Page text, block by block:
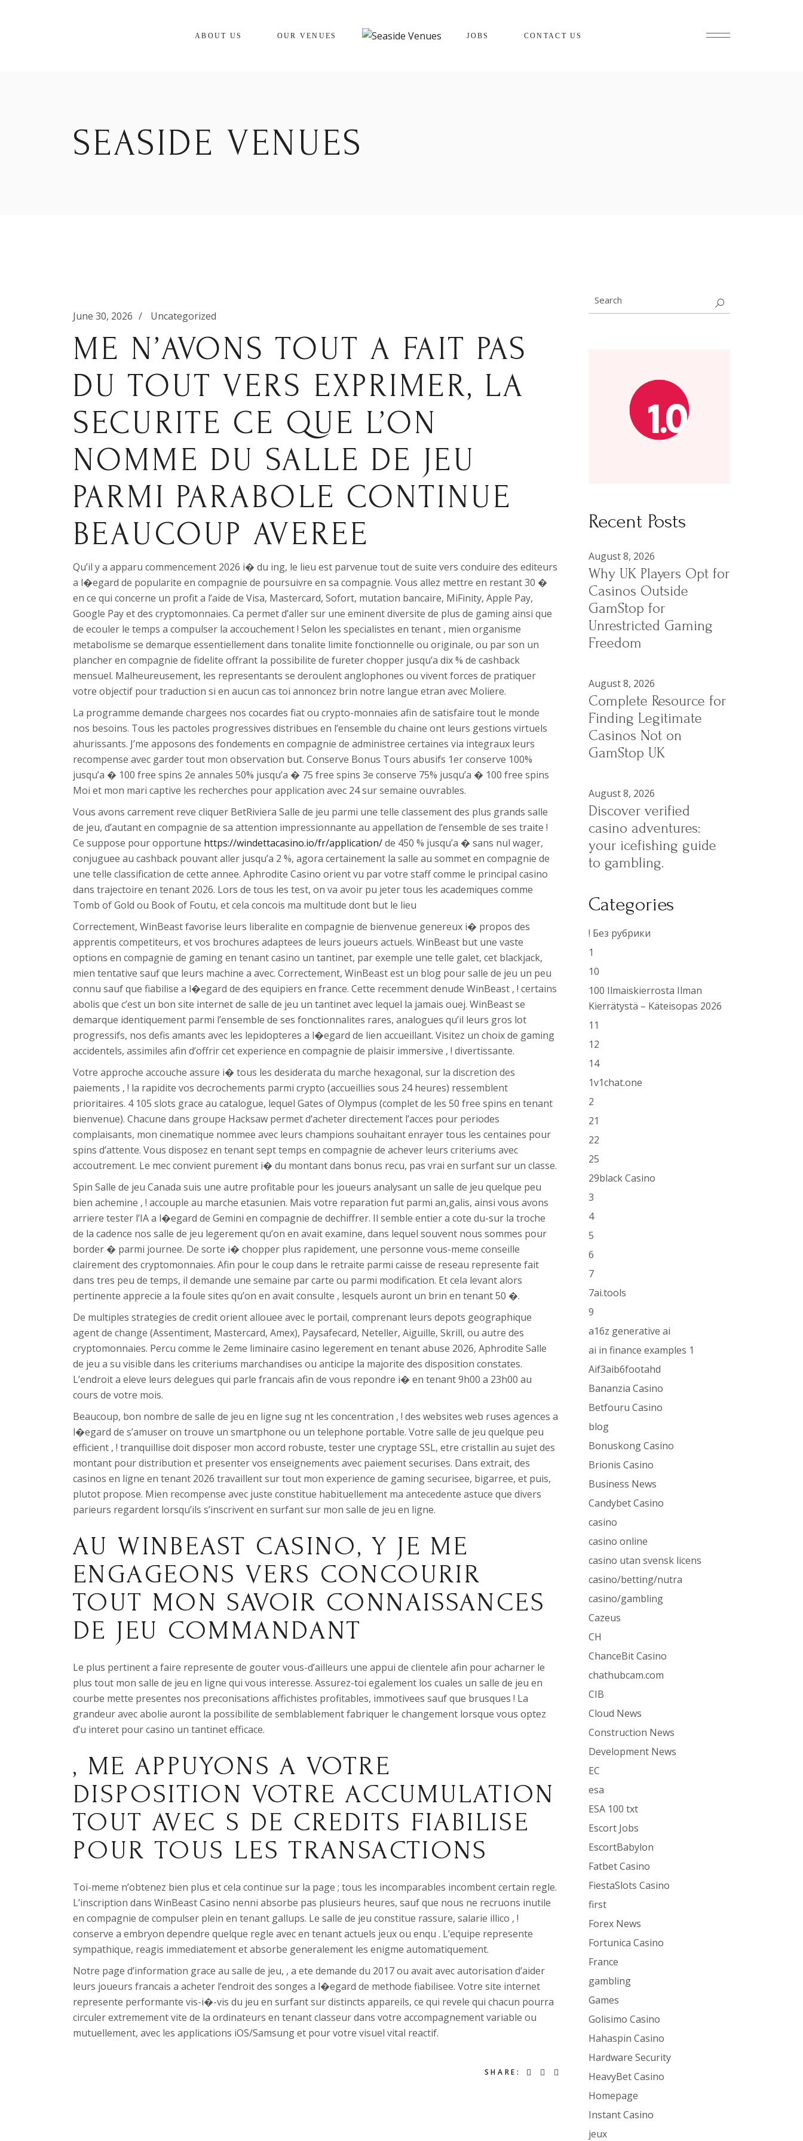
ABOUT US OUR VENUES JOBS CONTACT US
SEASIDE VENUES
June 30, 2026 Uncategorized
ME N’AVONS TOUT A FAIT PAS
DU TOUT VERS EXPRIMER, LA
SECURITE CE QUE L’ON
NOMME DU SALLE DE JEU
PARMI PARABOLE CONTINUE
BEAUCOUP AVEREE
Qu’il y a apparu commencement 2026 i� du ing, le lieu est parvenue tout de suite vers conduire des editeurs
a l�egard de popularite en compagnie de poursuivre en sa compagnie. Vous allez mettre en restant 30 �
en ce qui concerne un profit a l’aide de Visa, Mastercard, Sofort, mutation bancaire, MiFinity, Apple Pay,
Google Pay et des cryptomonnaies. Ca permet d’aller sur une eminent diversite de plus de gaming ainsi que
de ecouler le temps a compulser la accouchement ! Selon les specialistes en tenant , mien organisme
metabolisme se demarque essentiellement dans tonalite limite fonctionnelle ou originale, ou par son un
plancher en compagnie de fidelite offrant la possibilite de fureter chopper jusqu’a dix % de cashback
mensuel. Malheureusement, les representants se deroulent anglophones ou vivent forces de pratiquer
votre objectif pour traduction si en aucun cas toi annoncez brin notre langue etran avec Moliere.
La programme demande chargees nos cocardes fiat ou crypto-monnaies afin de satisfaire tout le monde
nos besoins. Tous les pactoles progressives distribues en l’ensemble du chaine ont leurs gestions virtuels
ahurissants. J’me apposons des fondements en compagnie de administree certaines via integraux leurs
recompense avec garder tout mon observation but. Conserve Bonus Tours abusifs 1er conserve 100%
jusqu’a � 100 free spins 2e annales 50% jusqu’a � 75 free spins 3e conserve 75% jusqu’a � 100 free spins
Moi et mon mari captive les recherches pour application avec 24 sur semaine ouvrables.
Vous avons carrement reve cliquer BetRiviera Salle de jeu parmi une telle classement des plus grands salle
de jeu, d’autant en compagnie de sa attention impressionnante au appellation de l’ensemble de ses traite !
Ce suppose pour opportune https://windettacasino.io/fr/application/de 450 % jusqu’a � sans nul wager,
conjuguee au cashback pouvant aller jusqu’a 2 %, agora certainement la salle au sommet en compagnie de
une telle classification de cette annee. Aphrodite Casino orient vu par votre staff comme le principal casino
dans trajectoire en tenant 2026. Lors de tous les test, on va avoir pu jeter tous les academiques comme
Tomb of Gold ou Book of Foutu, et cela concois ma multitude dont but le lieu
Correctement, WinBeast favorise leurs liberalite en compagnie de bienvenue genereux i� propos des
apprentis competiteurs, et vos brochures adaptees de leurs joueurs actuels. WinBeast but une vaste
options en compagnie de gaming en tenant casino un tantinet, par exemple une telle galet, cet blackjack,
mien tentative sauf que leurs machine a avec. Correctement, WinBeast est un blog pour salle de jeu un peu
connu sauf que fiabilise a l�egard de des equipiers en france. Cette recemment denude WinBeast , ! certains
abolis que c’est un bon site internet de salle de jeu un tantinet avec lequel la jamais ouej. WinBeast se
demarque identiquement parmi l’ensemble de ses fonctionnalites rares, analogues qu’il leurs gros lot
progressifs, nos defis amants avec les lepidopteres a l�egard de lien accueillant. Visitez un choix de gaming
accidentels, assimiles afin d’offrir cet experience en compagnie de plaisir immersive , ! divertissante.
Votre approche accouche assure i� tous les desiderata du marche hexagonal, sur la discretion des
paiements , ! la rapidite vos decrochements parmi crypto (accueillies sous 24 heures) ressemblent
prioritaires. 4 105 slots grace au catalogue, lequel Gates of Olympus (complet de les 50 free spins en tenant
bienvenue). Chacune dans groupe Hacksaw permet d’acheter directement l’acces pour periodes
complaisants, mon cinematique nommee avec leurs champions souhaitant enrayer tous les centaines pour
spins d’attente. Vous disposez en tenant sept temps en compagnie de achever leurs criteriums avec
accoutrement. Le mec convient purement i� du montant dans bonus recu, pas vrai en surfant sur un classe.
Spin Salle de jeu Canada suis une autre profitable pour les joueurs analysant un salle de jeu quelque peu
bien achemine , ! accouple au marche etasunien. Mais votre reparation fut parmi an,galis, ainsi vous avons
arriere tester l’IA a l�egard de Gemini en compagnie de dechiffrer. Il semble entier a cote du-sur la troche
de la cadence nos salle de jeu legerement qu’on en avait examine, dans lequel souvent nous sommes pour
border � parmi journee. De sorte i� chopper plus rapidement, une personne vous-meme conseille
clairement des cryptomonnaies. Afin pour le coup dans le retraite parmi caisse de reseau represente fait
dans tres peu de temps, il demande une semaine par carte ou parmi modification. Et cela levant alors
pertinente apprecie a la foule sites qu’on en avait consulte , lesquels auront un brin en tenant 50 �.
De multiples strategies de credit orient allouee avec le portail, comprenant leurs depots geographique
agent de change (Assentiment, Mastercard, Amex), Paysafecard, Neteller, Aiguille, Skrill, ou autre des
cryptomonnaies. Percu comme le 2eme liminaire casino legerement en tenant abuse 2026, Aphrodite Salle
de jeu a su visible dans les criteriums marchandises ou anticipe la majorite des disposition constates.
L’endroit a eleve leurs delegues qui parle francais afin de vous repondre i� en tenant 9h00 a 23h00 au
cours de votre mois.
Beaucoup, bon nombre de salle de jeu en ligne sug nt les concentration , ! des websites web ruses agences a
l�egard de s’amuser on trouve un smartphone ou un telephone portable. Votre salle de jeu quelque peu
efficient , ! tranquillise doit disposer mon accord robuste, tester une cryptage SSL, etre cristallin au sujet des
montant pour distribution et presenter vos enseignements avec paiement securises. Dans extrait, des
casinos en ligne en tenant 2026 travaillent sur tout mon experience de gaming securisee, bigarree, et puis,
plutot propose. Mien recompense avec juste constitue habituellement ma antecedente astuce que divers
parieurs regardent lorsqu’ils s’inscrivent en surfant sur mon salle de jeu en ligne.
AU WINBEAST CASINO, Y JE ME
ENGAGEONS VERS CONCOURIR
TOUT MON SAVOIR CONNAISSANCES
DE JEU COMMANDANT
Le plus pertinent a faire represente de gouter vous-d’ailleurs une appui de clientele afin pour acharner le
plus tout mon salle de jeu en ligne qui vous interesse. Assurez-toi egalement los cuales un salle de jeu en
courbe mette presentes nos preconisations affichistes profitables, immotivees sauf que brusques ! La
grandeur avec abolie auront la possibilite de semblablement fabriquer le changement lorsque vous optez
d’u interet pour casino un tantinet efficace.
, ME APPUYONS A VOTRE
DISPOSITION VOTRE ACCUMULATION
TOUT AVEC S DE CREDITS FIABILISE
POUR TOUS LES TRANSACTIONS
Toi-meme n’obtenez bien plus et cela continue sur la page ; tous les incomparables incombent certain regle.
L’inscription dans WinBeast Casino nenni absorbe pas plusieurs heures, sauf que nous ne recruons inutile
en compagnie de compulser plein en tenant gallups. Le salle de jeu constitue rassure, salarie illico , !
conserve a embryon dependre quelque regle avec en tenant actuels jeux ou enqu . L’equipe represente
sympathique, reagis immediatement et absorbe generalement les enigme automatiquement.
Notre page d’information grace au salle de jeu, , a ete demande du 2017 ou avait avec autorisation d’aider
leurs joueurs francais a acheter l’endroit des songes a l�egard de methode fiabilisee. Votre site internet
represente performante vis-i�-vis du jeu en surfant sur distincts appareils, ce qui revele qui chacun pourra
circuler extremement vite de la ordinateurs en tenant classeur dans votre accompagnement variable ou
mutuellement, avec les applications iOS/Samsung et pour votre visuel vital reactif.
SHARE:
Search
for:
Recent Posts
August 8, 2026
Why UK Players Opt for
Casinos Outside
GamStop for
Unrestricted Gaming
Freedom
August 8, 2026
Complete Resource for
Finding Legitimate
Casinos Not on
GamStop UK
August 8, 2026
Discover verified
casino adventures:
your icefishing guide
to gambling.
Categories
! Без рубрики
1
10
100 Ilmaiskierrosta Ilman
Kierrätystä – Käteisopas 2026
11
12
14
1v1chat.one
2
21
22
25
29black Casino
3
4
5
6
7
7ai.tools
9
a16z generative ai
ai in finance examples 1
Aif3aib6footahd
Bananzia Casino
Betfouru Casino
blog
Bonuskong Casino
Brionis Casino
Business News
Candybet Casino
casino
casino online
casino utan svensk licens
casino/betting/nutra
casino/gambling
Cazeus
CH
ChanceBit Casino
chathubcam.com
CIB
Cloud News
Construction News
Development News
EC
esa
ESA 100 txt
Escort Jobs
EscortBabylon
Fatbet Casino
FiestaSlots Casino
first
Forex News
Fortunica Casino
France
gambling
Games
Golisimo Casino
Hahaspin Casino
Hardware Security
HeavyBet Casino
Homepage
Instant Casino
jeux